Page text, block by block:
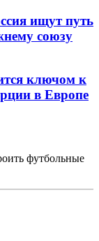
ищут путь
союзу
ключом к
в Европе
футбольные